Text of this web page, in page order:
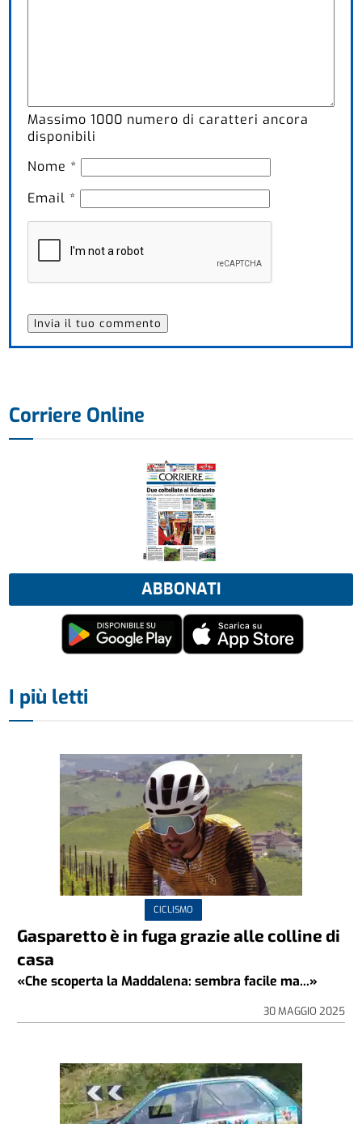
Massimo1000 numero di caratteri ancora
disponibili
Nome *
Email *
Corriere Online
ABBONATI
I più letti
CICLISMO
Gasparetto è in fuga grazie alle colline di
casa
«Che scoperta la Maddalena: sembra facile ma...»
30 MAGGIO 2025